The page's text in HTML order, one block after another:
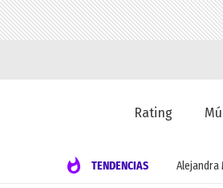
Rating
TENDENCIAS Alejandra